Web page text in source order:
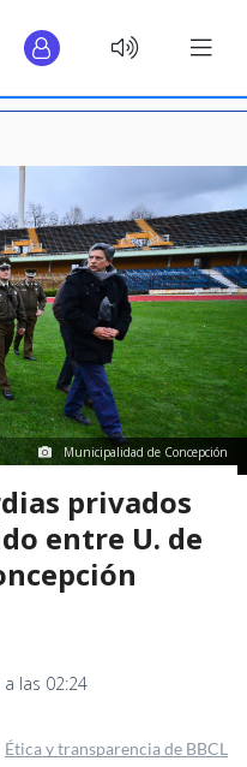
Municipalidad de Concepción
privados
entre U. de
las 02:24
Ética y transparencia de BBCL